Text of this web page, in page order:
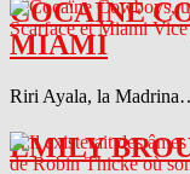
COCAINE
MIAMI
Riri Ayala, la
EMILY